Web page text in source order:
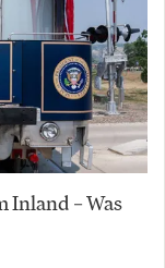
– Was